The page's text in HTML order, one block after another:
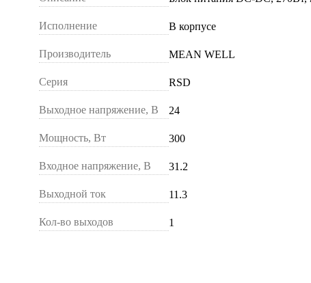
Исполнение В корпусе
Производитель MEAN WELL
Серия RSD
Выходное напряжение, В 24
Мощность, Вт 300
Входное напряжение, В 31.2
Выходной ток 11.3
Кол-во выходов 1